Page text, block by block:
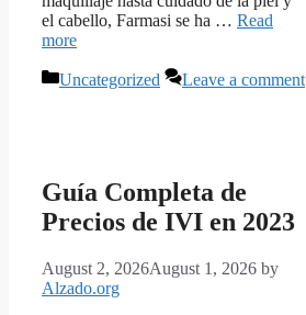
el cabello, Farmasi se ha … Read
more
Categories
Uncategorized Leave a comment
Guía Completa de
Precios de IVI en 2023
August 2, 2026August 1, 2026 by
Alzado.org